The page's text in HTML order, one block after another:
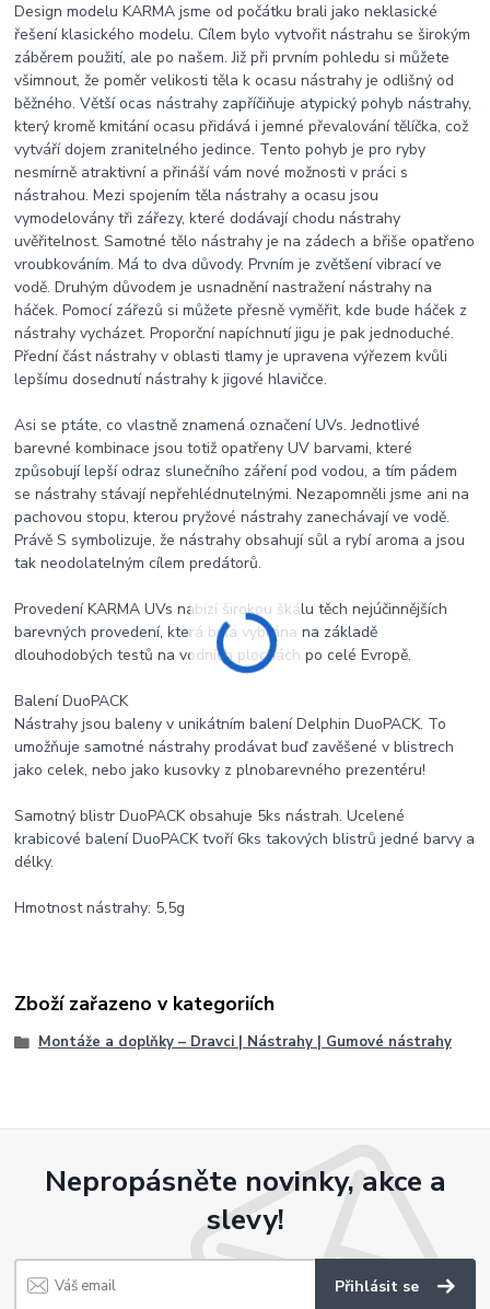
Design modelu KARMA jsme od počátku brali jako neklasické
řešení klasického modelu. Cílem bylo vytvořit nástrahu se širokým
záběrem použití, ale po našem. Již při prvním pohledu si můžete
všimnout, že poměr velikosti těla k ocasu nástrahy je odlišný od
běžného. Větší ocas nástrahy zapříčiňuje atypický pohyb nástrahy,
který kromě kmitání ocasu přidává i jemné převalování tělíčka, což
vytváří dojem zranitelného jedince. Tento pohyb je pro ryby
nesmírně atraktivní a přináší vám nové možnosti v práci s
nástrahou. Mezi spojením těla nástrahy a ocasu jsou
vymodelovány tři zářezy, které dodávají chodu nástrahy
uvěřitelnost. Samotné tělo nástrahy je na zádech a břiše opatřeno
vroubkováním. Má to dva důvody. Prvním je zvětšení vibrací ve
vodě. Druhým důvodem je usnadnění nastražení nástrahy na
háček. Pomocí zářezů si můžete přesně vyměřit, kde bude háček z
nástrahy vycházet. Proporční napíchnutí jigu je pak jednoduché.
Přední část nástrahy v oblasti tlamy je upravena výřezem kvůli
lepšímu dosednutí nástrahy k jigové hlavičce.
Asi se ptáte, co vlastně znamená označení UVs. Jednotlivé
barevné kombinace jsou totiž opatřeny UV barvami, které
způsobují lepší odraz slunečního záření pod vodou, a tím pádem
se nástrahy stávají nepřehlédnutelnými. Nezapomněli jsme ani na
pachovou stopu, kterou pryžové nástrahy zanechávají ve vodě.
Právě S symbolizuje, že nástrahy obsahují sůl a rybí aroma a jsou
tak neodolatelným cílem predátorů.
Provedení KARMA UVs nabízí širokou škálu těch nejúčinnějších
barevných provedení, která byla vybrána na základě
dlouhodobých testů na vodních plochách po celé Evropě.
Balení DuoPACK
Nástrahy jsou baleny v unikátním balení Delphin DuoPACK. To
umožňuje samotné nástrahy prodávat buď zavěšené v blistrech
jako celek, nebo jako kusovky z plnobarevného prezentéru!
Samotný blistr DuoPACK obsahuje 5ks nástrah. Ucelené
krabicové balení DuoPACK tvoří 6ks takových blistrů jedné barvy a
délky.
Hmotnost nástrahy: 5,5g
Zboží zařazeno v kategoriích
Montáže a doplňky – Dravci | Nástrahy | Gumové nástrahy
Nepropásněte novinky, akce a
slevy!
Přihlásit se